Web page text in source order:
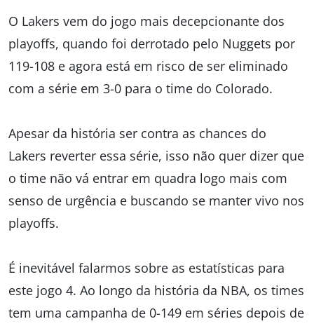
O Lakers vem do jogo mais decepcionante dos
playoffs, quando foi derrotado pelo Nuggets por
119-108 e agora está em risco de ser eliminado
com a série em 3-0 para o time do Colorado.
Apesar da história ser contra as chances do
Lakers reverter essa série, isso não quer dizer que
o time não vá entrar em quadra logo mais com
senso de urgência e buscando se manter vivo nos
playoffs.
É inevitável falarmos sobre as estatísticas para
este jogo 4. Ao longo da história da NBA, os times
tem uma campanha de 0-149 em séries depois de